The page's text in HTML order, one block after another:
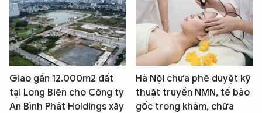
Giao gần 12.000m2 đất
tại Long Biên cho Công ty
An Bình Phát Holdings xây
Hà Nội chưa phê duyệt kỹ
thuật truyền NMN, tế bào
gốc trong khám, chữa